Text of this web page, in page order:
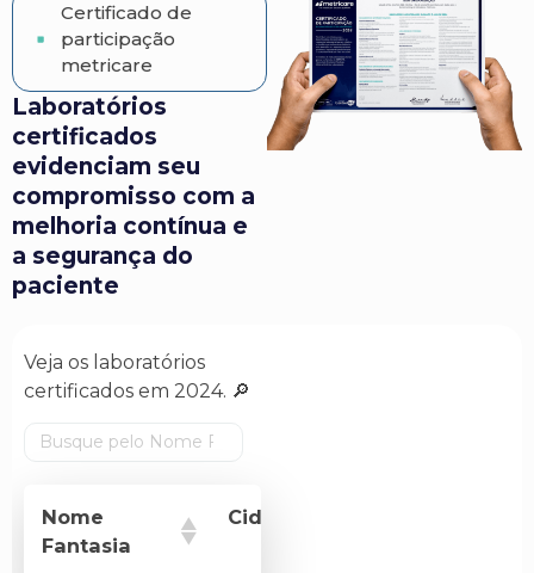
Certificado de
participação
metricare
Laboratórios
certificados
evidenciam seu
compromisso com a
melhoria contínua e
a segurança do
paciente
Veja os laboratórios
certificados em 2024. 🔎
Nome
Fantasia
Cidade